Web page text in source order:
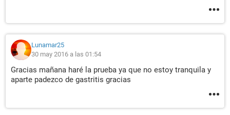
Lunamar25
30 may 2016 a las 01:54
Gracias mañana haré la prueba ya que no estoy tranquila y
aparte padezco de gastritis gracias